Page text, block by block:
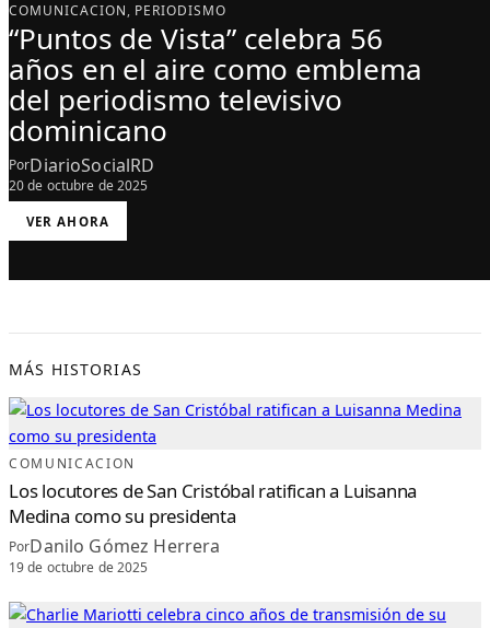
COMUNICACION, PERIODISMO
“Puntos de Vista” celebra 56
años en el aire como emblema
del periodismo televisivo
dominicano
PorDiarioSocialRD
20 de octubre de 2025
VER AHORA
:
P
T
S
T
”
C
L
E
B
R
A
5
A
O
S
E
L
A
MÁS HISTORIAS
COMUNICACION
Los locutores de San Cristóbal ratifican a Luisanna
Medina como su presidenta
PorDanilo Gómez Herrera
19 de octubre de 2025